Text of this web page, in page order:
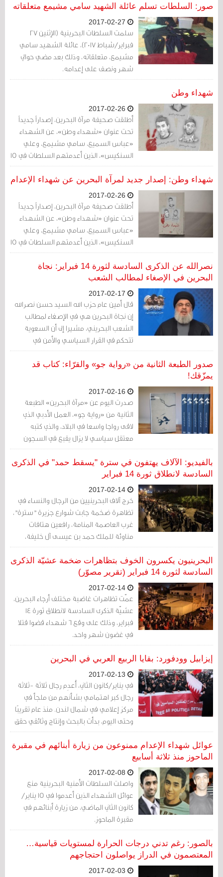
سيكونون أول من يتم إعدامهم في البحرين
خلال ستة أعوام من اندلاع الثورة. لم تنفذ
السلطات أية أحكام إعدام سياسية منذ إعدام
الشهيد عيسى قمبر في مارس/آذار 1996.
صور: السلطات تسلم عائلة الشهيد سامي مشيمع متعلقاته
سلمت السلطات البحرينية (الإثنين 27
فبراير/شباط 2017)، عائلة الشهيد سامي
مشيمع، متعلقاته، وذلك بعد مضي حوالي
شهر ونصف على إعدامه.
شهداء وطن
أطلقت صحيفة مرآة البحرين، إصداراً جديداً
تحت عنوان «شهداء وطن»، عن الشهداء
«عباس السميع، سامي مشيمع، وعلي
السنكيس»، الذين أعدمتهم السلطات في 15
يناير/كانون الثاني الماضي.
شهداء وطن: إصدار جديد لمرآة البحرين عن شهداء الإعدام
أطلقت صحيفة مرآة البحرين، إصداراً جديداً
تحت عنوان «شهداء وطن»، عن الشهداء
«عباس السميع، سامي مشيمع، وعلي
السنكيس»، الذين أعدمتهم السلطات في 15
يناير/كانون الثاني الماضي.
نصرالله عن الذكرى السادسة لثورة 14 فبراير: نجاة
البحرين في الإصغاء لمطالب الشعب
قال أمين عام حزب الله السيد حسن نصرالله
إن نجاة البحرين هي في الإصغاء لمطالب
الشعب البحريني، مشيرا إلى أن السعوية
تتحكم في القرار السياسي والأمن في
البحرين.
صدور الطبعة الثانية من «رواية جو» والقرّاء: كتاب قد
يمزّقك!
صدرت اليوم عن «مرآة البحرين» الطبعة
الثانية من «رواية جو»، العمل الأدبي الذي
لاقى رواجا واسعا في البلاد، والذي كتبه
معتقل سياسي لا يزال يقبع في السجون
البحرينية. وقالت المرآة إن الطبعة الأولى من
الرواية قد نفدت، بعد تزايد الطلب عليها
بشكل كبير منذ منتصف يناير/كانون الثاني
الماضي
بالفيديو: الآلاف يهتفون في سترة "يسقط حمد" في الذكرى
السادسة لانطلاق ثورة 14 فبراير
خرج آلاف البحرينيين من الرجال والنساء في
تظاهرة ضخمة جابت شوارع جزيرة "سترة"،
غرب العاصمة المنامة، رافعين هتافات
مناوئة للملك حمد بن عيسى آل خليفة،
مساء اليوم الإثنين 13 فبراير/شباط 2017.
البحرينيون يكسرون الخوف بتظاهرات ضخمة عشيّة الذكرى
السادسة لثورة 14 فبراير (تقرير مصوّر)
عمّت تظاهرات غاضبة مختلف أرجاء البحرين،
عشيّة الذكرى السادسة لانطلاق ثورة 14
فبراير، وذلك على وقع 6 شهداء قضوا قتلا
في غضون شهر واحد.
إيزابيل وودفورد: بقايا الربيع العربي في البحرين
في يناير/كانون الثاني، أُعدِم رجال ثلاثة -ثلاثة
رجال كبر اهتمامي بشأنهم من ملجأ في
مركز إعلامي في شمال لندن. منذ عام تقريبًا
وحتى اليوم، بدأت بالبحث وإنتاج وثائقي حقق
بشأن ثلاثة رجال على لائحة الإعدام في
البحرين: علي السنكيس (21 عامًا)، عباس
عامًا).
عوائل شهداء الإعدام ممنوعون من زيارة أبنائهم في مقبرة
الماحوز منذ ثلاثة أسابيع
واصلت السلطات الأمنية البحرينية منع
عوائل الشهداء الذين أعدموا في 15 يناير/
كانون الثاني الماضي، من زيارة أبنائهم في
مقبرة الماحوز.
بالصور: رغم تدني درجات الحرارة لمستويات قياسية…
المعتصمون في الدراز يواصلون احتجاجهم